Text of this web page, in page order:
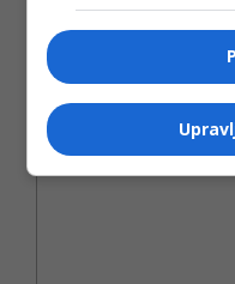
*
Email*
Komentar